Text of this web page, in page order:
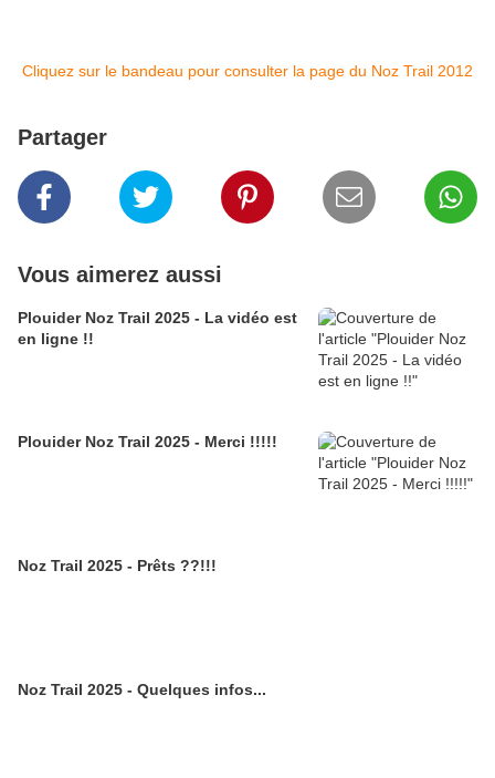
Cliquez sur le bandeau pour consulter la page du Noz Trail 2012
Partager
Vous aimerez aussi
Plouider Noz Trail 2025 - La vidéo est
en ligne !!
Plouider Noz Trail 2025 - Merci !!!!!
Noz Trail 2025 - Prêts ??!!!
Noz Trail 2025 - Quelques infos...